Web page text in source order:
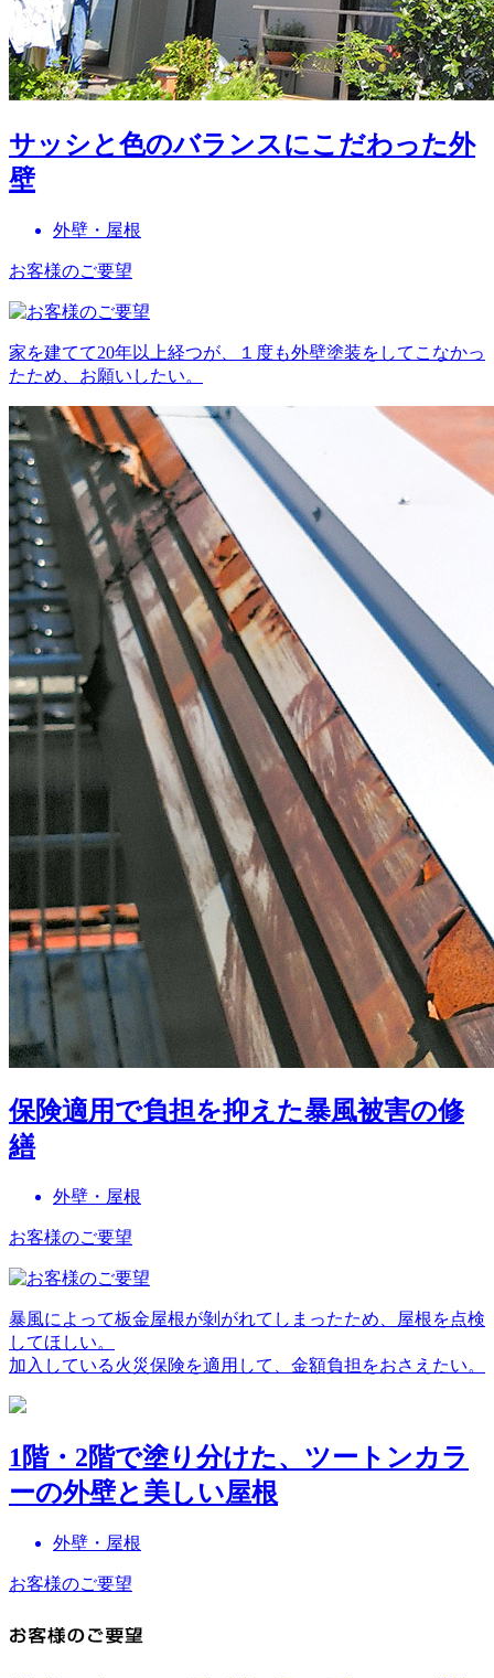
サッシと色のバランスにこだわった外
壁
外壁・屋根
お客様のご要望
家を建てて20年以上経つが、１度も外壁塗装をしてこなかっ
たため、お願いしたい。
保険適用で負担を抑えた暴風被害の修
繕
外壁・屋根
お客様のご要望
暴風によって板金屋根が剝がれてしまったため、屋根を点検
してほしい。
加入している火災保険を適用して、金額負担をおさえたい。
1階・2階で塗り分けた、ツートンカラ
ーの外壁と美しい屋根
外壁・屋根
お客様のご要望